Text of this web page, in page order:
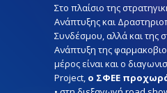
Στο πλαίσιο της
Ανάπτυξης και
Συνδέσμου, αλλά και της
Ανάπτυξη της
μέρος είναι και ο
Project, ο ΣΦΕΕ